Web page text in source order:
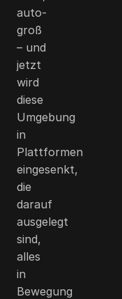
auto-
groß
– und
jetzt
wird
diese
Umgebung
in
Plattformen
eingesenkt,
die
darauf
ausgelegt
sind,
alles
in
Bewegung